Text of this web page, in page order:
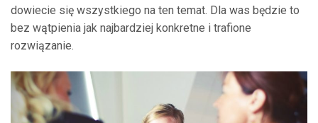
dowiecie się wszystkiego na ten temat. Dla was będzie to
bez wątpienia jak najbardziej konkretne i trafione
rozwiązanie.